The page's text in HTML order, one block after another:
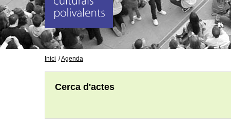
Inici Agenda
Cerca d'actes